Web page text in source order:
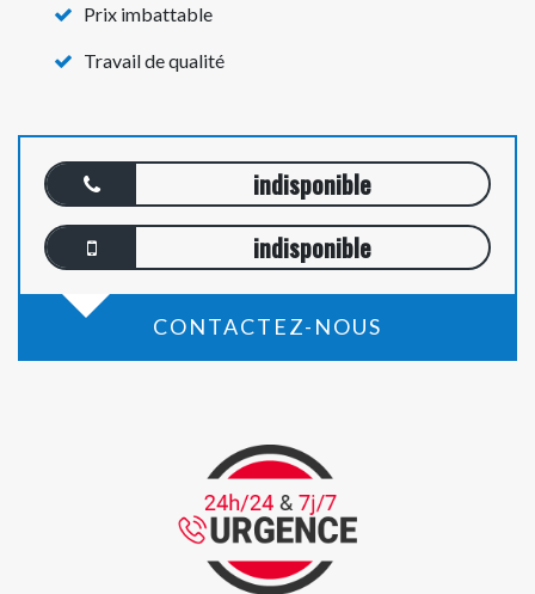
Prix imbattable
Travail de qualité
indisponible
indisponible
CONTACTEZ-NOUS